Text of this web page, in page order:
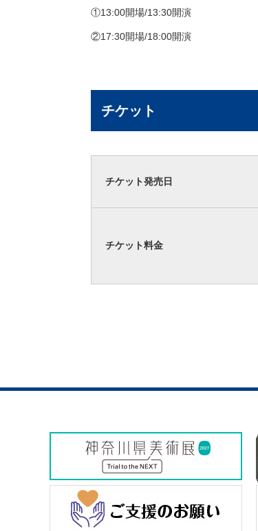
①13:00開場/13:30開演
②17:30開場/18:00開演
チケット
チケット発売日
チケット料金